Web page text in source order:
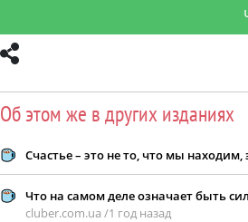
Об этом же в других изданиях
Счастье – это не то, что мы
Что на самом деле означает быть
cluber.com.ua /1 год назад